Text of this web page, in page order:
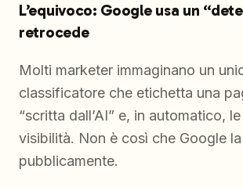
L’equivoco: Google usa un
retrocede
Molti marketer immaginano un
classificatore che etichetta una
“scritta dall’AI” e, in automatico,
visibilità. Non è così che Google
pubblicamente.